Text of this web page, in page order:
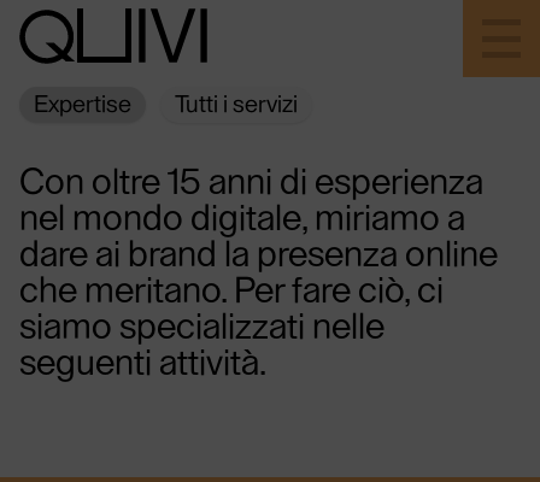
ABOUT
EXPERTISE
PROGETTI
Expertise Tutti i servizi
Con oltre 15 anni di esperienza
nel mondo digitale, miriamo a
dare ai brand la presenza online
che meritano. Per fare ciò, ci
siamo specializzati nelle
seguenti attività.